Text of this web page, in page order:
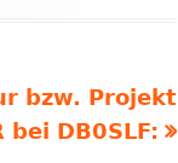
bzw. Projekt
bei DB0SLF: